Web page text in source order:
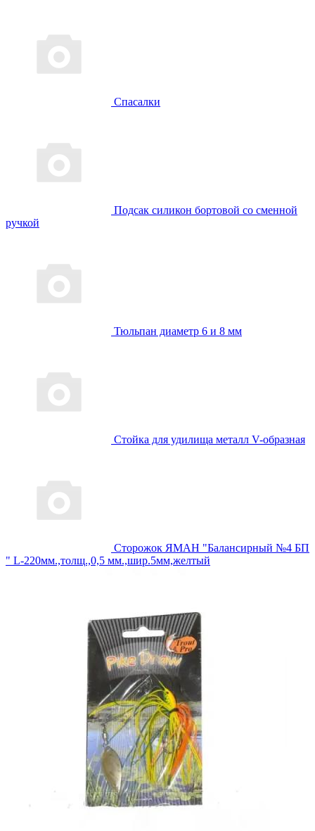
Спасалки
Подсак силикон бортовой со сменной
ручкой
Тюльпан диаметр 6 и 8 мм
Стойка для удилища металл V-образная
Сторожок ЯМАН "Балансирный №4 БП
" L-220мм.,толщ.,0,5 мм.,шир.5мм,желтый